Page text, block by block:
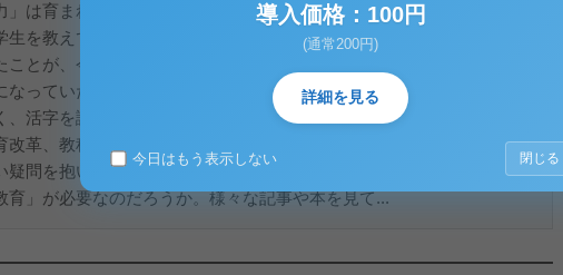
」は育まれるか？
を教えているが、時々、自分の頃との違いに驚くことがある。例え
とが、今では習わなくてよくなっていたり、小学校でやるべき内容
っていたり、ということだ。理科や社会科の教科書を見ても、資料
活字を読む箇所が極めて少なくなっている。おそらく、「ゆとり教
改革、教科書改訂によってそのように変わったのだろう。しかし、私
疑問を抱いている。
」が必要なのだろうか。様々な記事や本を見て...
導入価格：100円
(通常200円)
詳細を見る
今日はもう表示しない 閉じる